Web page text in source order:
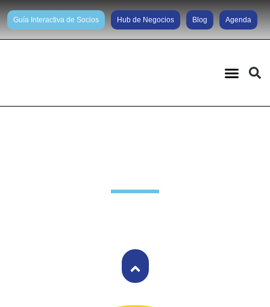
Guía Interactiva de Socios Hub de Negocios Blog Agenda